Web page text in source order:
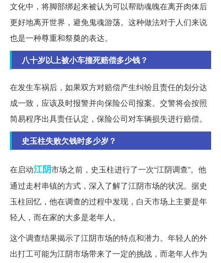
文化中，将脚部绑起来被认为可以帮助魂魄在离开肉体后
更好地离开世界，避免鬼魂游荡。这种做法对于人们来说
也是一种尊重和祭奠的表达。
八十岁以上被小车撞死赔偿多少钱？
在发生车祸后，如果双方对赔偿产生纠纷且责任的划分达
成一致，应该及时报警并向保险公司报案。交警将会按照
简易程序出具责任认定，保险公司对车辆损失进行赔偿。
史玉柱失败欠钱时多少岁？
在启动江阴市场之前，史玉柱进行了一次“江阴调查”。他
通过走村串镇的方式，深入了解了江阴市场的状况。据史
玉柱回忆，他在调查的过程中发现，白天市场上主要是年
轻人，而在家的大多是老年人。
这个调查结果揭示了江阴市场的特点和潜力。年轻人的外
出打工可能为江阴市场带来了一定的挑战，而老年人作为